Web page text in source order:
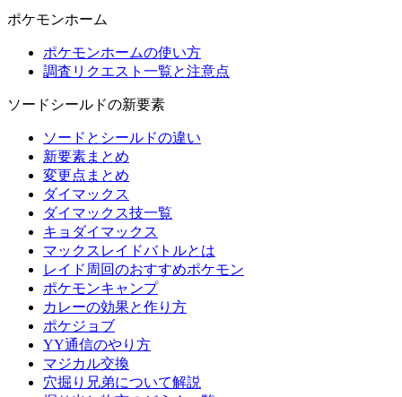
ポケモンホーム
ポケモンホームの使い方
調査リクエスト一覧と注意点
ソードシールドの新要素
ソードとシールドの違い
新要素まとめ
変更点まとめ
ダイマックス
ダイマックス技一覧
キョダイマックス
マックスレイドバトルとは
レイド周回のおすすめポケモン
ポケモンキャンプ
カレーの効果と作り方
ポケジョブ
YY通信のやり方
マジカル交換
穴掘り兄弟について解説